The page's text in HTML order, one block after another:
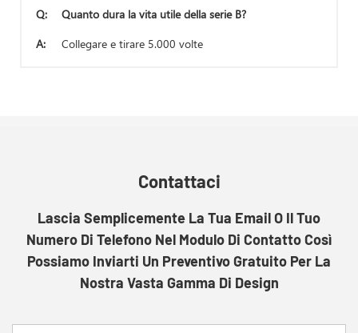
Q:
Quanto dura la vita utile della serie B?
A:
Collegare e tirare 5.000 volte
Contattaci
Lascia Semplicemente La Tua Email O Il Tuo
Numero Di Telefono Nel Modulo Di Contatto Così
Possiamo Inviarti Un Preventivo Gratuito Per La
Nostra Vasta Gamma Di Design